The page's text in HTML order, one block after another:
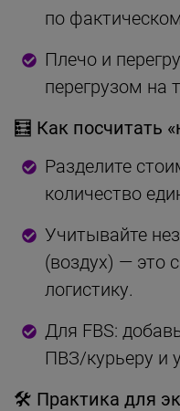
по
Плечо и
перегрузом на
🧮 Как посчитать
Разделите
количество
Учитывайте
(воздух) — это
логистику.
Для FBS:
ПВЗ/курьеру и
🛠 Практика для